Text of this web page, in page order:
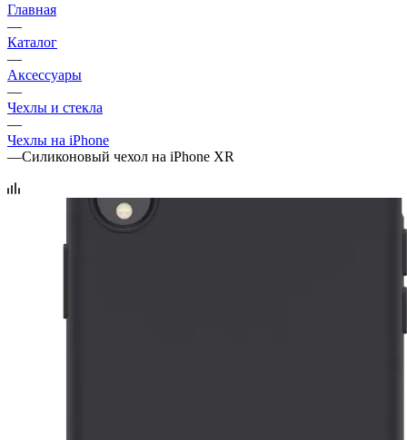
Главная
—
Каталог
—
Аксессуары
—
Чехлы и стекла
—
Чехлы на iPhone
—Силиконовый чехол на iPhone XR